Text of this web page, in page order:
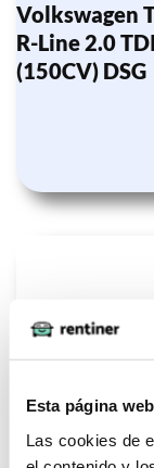
Esta página
Las cookies de
Volkswagen
R-Line 2.0 TDI
(150CV) DSG